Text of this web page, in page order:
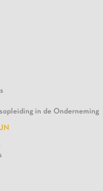
in de Onderneming